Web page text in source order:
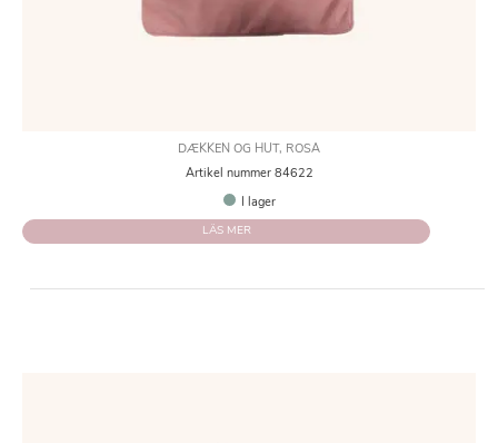
DÆKKEN OG HUT, ROSA
Artikel nummer 84622
I lager
LÄS MER